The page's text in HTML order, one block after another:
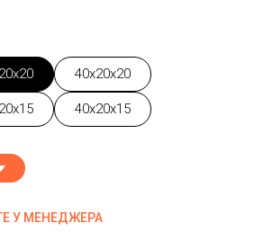
40x20x20
40x20x15
У МЕНЕДЖЕРА